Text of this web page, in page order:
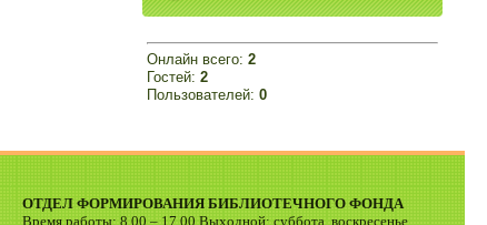
Онлайн всего: 2
Гостей: 2
Пользователей: 0
ОТДЕЛ ФОРМИРОВАНИЯ БИБЛИОТЕЧНОГО ФОНДА
Время работы: 8.00 – 17.00 Выходной: суббота, воскресенье